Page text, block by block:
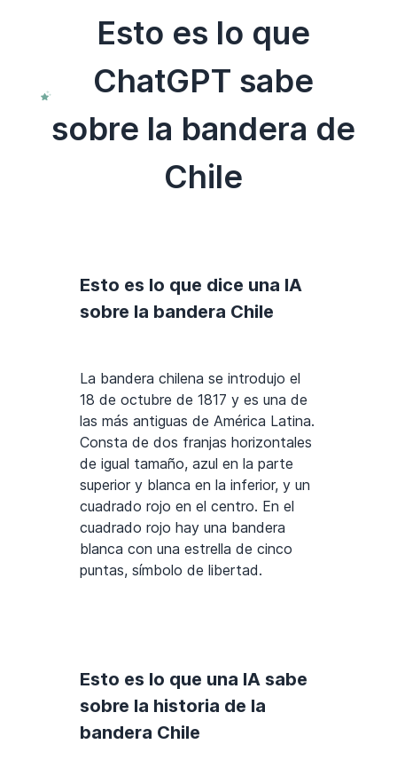
Esto es lo que
ChatGPT sabe
sobre la bandera de
Chile
Esto es lo que dice una IA
sobre la bandera Chile
La bandera chilena se introdujo el
18 de octubre de 1817 y es una de
las más antiguas de América Latina.
Consta de dos franjas horizontales
de igual tamaño, azul en la parte
superior y blanca en la inferior, y un
cuadrado rojo en el centro. En el
cuadrado rojo hay una bandera
blanca con una estrella de cinco
puntas, símbolo de libertad.
Esto es lo que una IA sabe
sobre la historia de la
bandera Chile